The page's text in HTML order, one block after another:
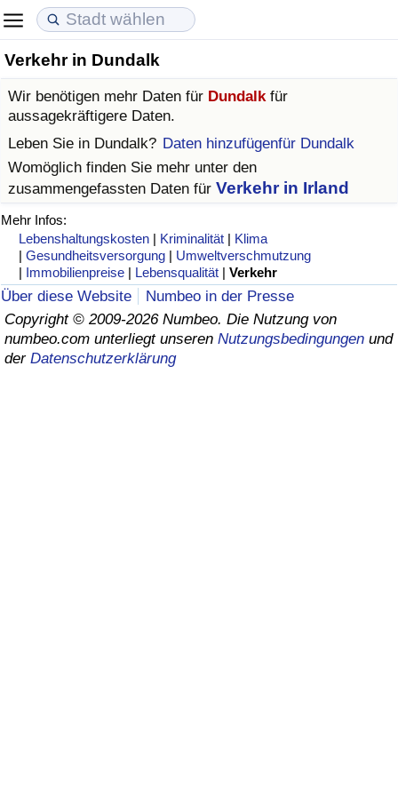
Verkehr in Dundalk
Wir benötigen mehr Daten für Dundalk für
aussagekräftigere Daten.
Leben Sie in Dundalk? Daten hinzufügenfür Dundalk
Womöglich finden Sie mehr unter den
zusammengefassten Daten für Verkehr in Irland
Mehr Infos:
Lebenshaltungskosten | Kriminalität | Klima
|Gesundheitsversorgung | Umweltverschmutzung
| Immobilienpreise | Lebensqualität |Verkehr
Über diese Website
Numbeo in der Presse
Copyright © 2009-2026 Numbeo. Die Nutzung von
numbeo.com unterliegt unseren Nutzungsbedingungen und
der Datenschutzerklärung
Lebenshaltungskosten
Lebenshaltungskosten-Index (aktuell)
Lebenshaltungskosten-Index
Lebenshaltungskosten-Index nach Land
in Akaba
Immobilienpreise
Immobilienpreis-Index (aktuell)
Immobilienpreis-Index
Immobilienpreis-Index nach Land
Lebensqualität
Lebensqualität-Index
Lebensqualität-Index (aktuell)
Lebensqualitätsindex nach Land
Kriminalität
Kriminalitäts-Index (aktuell)
Kriminalitäts-Index